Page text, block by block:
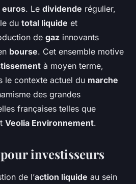
euros. Le dividende régulier,
du total liquide et
de gaz innovants
bourse. Cet ensemble motive
à moyen terme,
le contexte actuel du marche
des grandes
françaises telles que
Veolia Environnement.
investisseurs
de l’action liquide au sein